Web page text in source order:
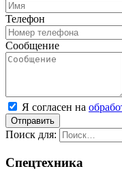
Телефон
Сообщение
Я согласен на
Отправить
Поиск для:
Спецтехника